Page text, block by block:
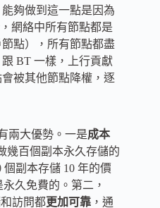
夠做到這一點是因為
網絡中所有節點都是
點），所有節點都盡
BT 一樣，上行貢獻
被其他節點降權，逐
兩大優勢。一是成本
幾百個副本永久存儲的
個副本存儲 10 年的價
久免費的。第二，
訪問都更加可靠 ，通